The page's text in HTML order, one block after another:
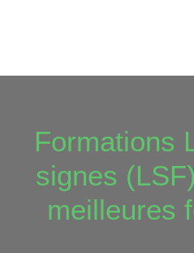
Formations
signes
meilleures